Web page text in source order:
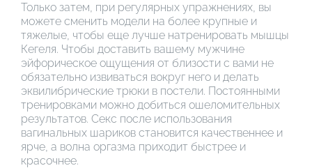
Только затем, при регулярных упражнениях, вы
можете сменить модели на более крупные и
тяжелые, чтобы еще лучше натренировать мышцы
Кегеля. Чтобы доставить вашему мужчине
эйфорическое ощущения от близости с вами не
обязательно извиваться вокруг него и делать
эквилибрические трюки в постели. Постоянными
тренировками можно добиться ошеломительных
результатов. Секс после использования
вагинальных шариков становится качественнее и
ярче, а волна оргазма приходит быстрее и
красочнее.